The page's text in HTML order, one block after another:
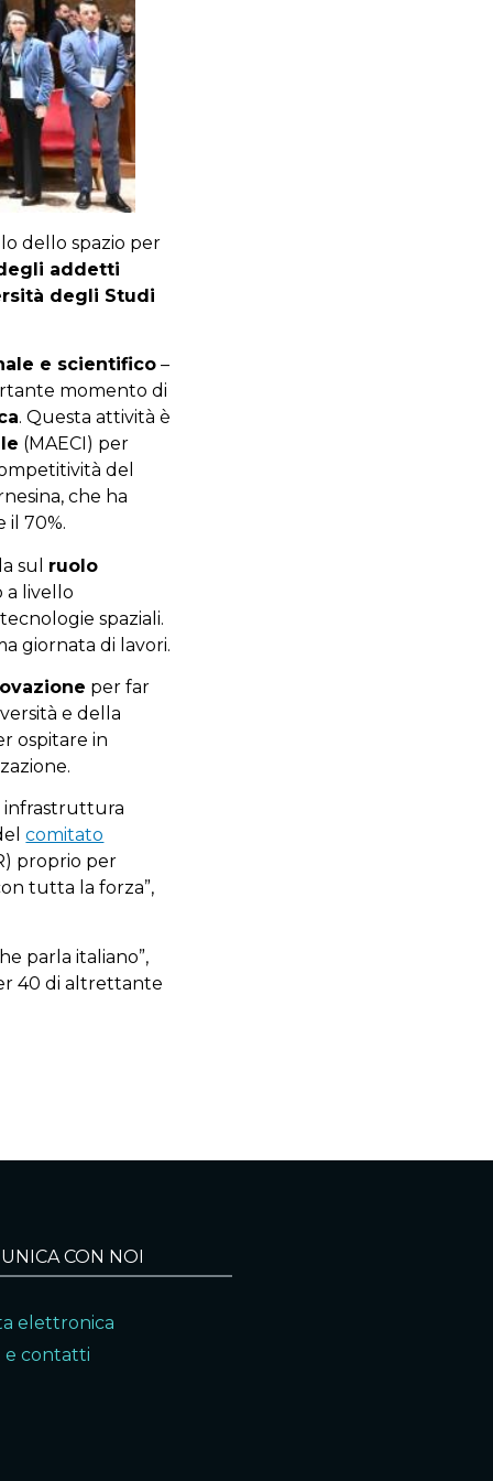
dello spazio per
addetti
degli Studi
e scientifico –
momento di
. Questa attività è
(MAECI) per
del
che ha
il 70%.
sul ruolo
a livello
spaziali.
giornata di lavori.
per far
e della
ospitare in
infrastruttura
comitato
proprio per
tutta la forza”,
parla italiano”,
40 di altrettante
CON NOI
elettronica
e contatti